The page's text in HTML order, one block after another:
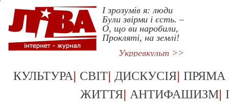
І зрозумів я: люди
Були звірми і єсть. –
О, що ви наробили,
Прокляті, на землі!
Укрревкульт >>
КУЛЬТУРА| СВІТ| ДИСКУСІЯ| ПРЯМА
ЖИТТЯ| АНТИФАШИЗМ|